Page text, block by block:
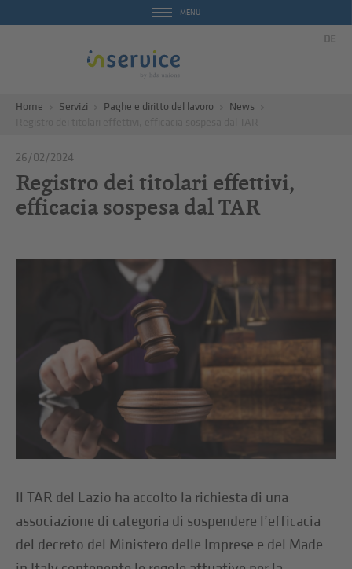
MENU
DE
Home Servizi Paghe e diritto del lavoro
News
26/02/2024
Registro dei titolari effettivi,
efficacia sospesa dal TAR
Il TAR del Lazio ha accolto la richiesta di una
associazione di categoria di sospendere l’efficacia
del decreto del Ministero delle Imprese e del Made